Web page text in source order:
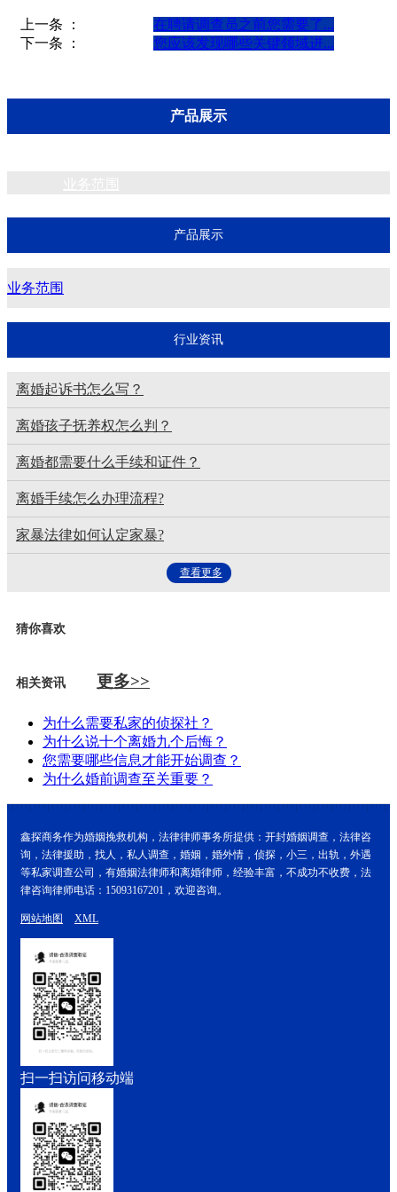
上一条 ：
在聘请调查员之前您需要了...
下一条 ：
您应该发现哪些关键领域进...
产品展示
产品展示
业务范围
行业资讯
离婚起诉书怎么写？
离婚孩子抚养权怎么判？
离婚都需要什么手续和证件？
离婚手续怎么办理流程?
家暴法律如何认定家暴?
查看更多
猜你喜欢
相关资讯 更多>>
为什么需要私家的侦探社？
为什么说十个离婚九个后悔？
您需要哪些信息才能开始调查？
为什么婚前调查至关重要？
鑫探商务作为婚姻挽救机构，法律律师事务所提供：开封婚姻调查，法律咨
询，法律援助，找人，私人调查，婚姻，婚外情，侦探，小三，出轨，外遇
等私家调查公司，有婚姻法律师和离婚律师，经验丰富，不成功不收费，法
律咨询律师电话：15093167201，欢迎咨询。
网站地图 XML
扫一扫访问移动端